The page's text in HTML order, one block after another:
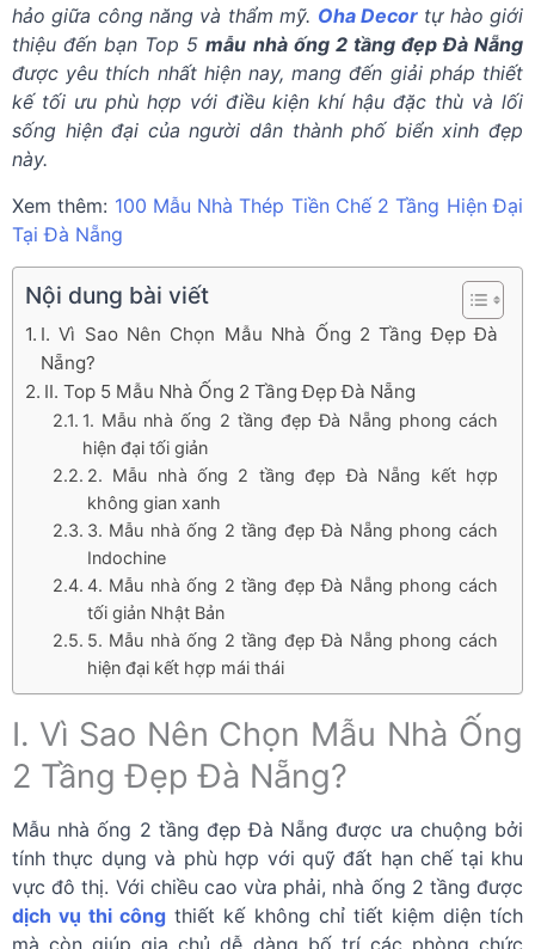
hảo giữa công năng và thẩm mỹ. Oha Decortự hào giới
thiệu đến bạn Top 5mẫu nhà ống 2 tầng đẹp Đà Nẵng
được yêu thích nhất hiện nay, mang đến giải pháp thiết
kế tối ưu phù hợp với điều kiện khí hậu đặc thù và lối
sống hiện đại của người dân thành phố biển xinh đẹp
này.
Xem thêm: 100 Mẫu Nhà Thép Tiền Chế 2 Tầng Hiện Đại
Tại Đà Nẵng
Nội dung bài viết
I. Vì Sao Nên Chọn Mẫu Nhà Ống 2 Tầng Đẹp Đà
Nẵng?
II. Top 5 Mẫu Nhà Ống 2 Tầng Đẹp Đà Nẵng
1. Mẫu nhà ống 2 tầng đẹp Đà Nẵng phong cách
hiện đại tối giản
2. Mẫu nhà ống 2 tầng đẹp Đà Nẵng kết hợp
không gian xanh
3. Mẫu nhà ống 2 tầng đẹp Đà Nẵng phong cách
Indochine
4. Mẫu nhà ống 2 tầng đẹp Đà Nẵng phong cách
tối giản Nhật Bản
5. Mẫu nhà ống 2 tầng đẹp Đà Nẵng phong cách
hiện đại kết hợp mái thái
I. Vì Sao Nên Chọn Mẫu Nhà Ống
2 Tầng Đẹp Đà Nẵng?
Mẫu nhà ống 2 tầng đẹp Đà Nẵng được ưa chuộng bởi
tính thực dụng và phù hợp với quỹ đất hạn chế tại khu
vực đô thị. Với chiều cao vừa phải, nhà ống 2 tầng được
dịch vụ thi công thiết kế không chỉ tiết kiệm diện tích
mà còn giúp gia chủ dễ dàng bố trí các phòng chức